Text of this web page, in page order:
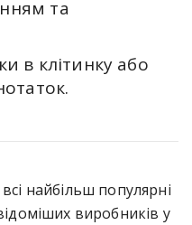
та
в клітинку або
найбільш популярні
виробників у